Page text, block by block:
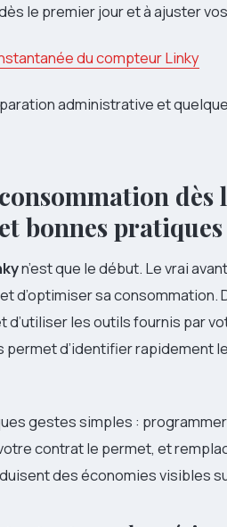
le premier jour et à ajuster
du compteur Linky
administrative et
dès
bonnes pratiques
n’est que le début. Le vrai
d’optimiser sa consommation.
d’utiliser les outils fournis par
permet d’identifier rapidement
gestes simples :
contrat le permet, et
des économies visibles